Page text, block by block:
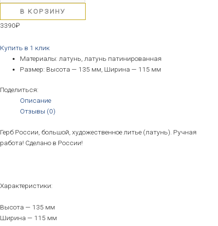
В КОРЗИНУ
3390₽
Купить в 1 клик
Материалы: латунь, латунь патинированная
Размер: Высота — 135 мм, Ширина — 115 мм
Поделиться:
Описание
Отзывы (0)
Герб России, большой, художественное литье (латунь). Ручная
работа! Сделано в России!
Характеристики:
Высота — 135 мм
Ширина — 115 мм